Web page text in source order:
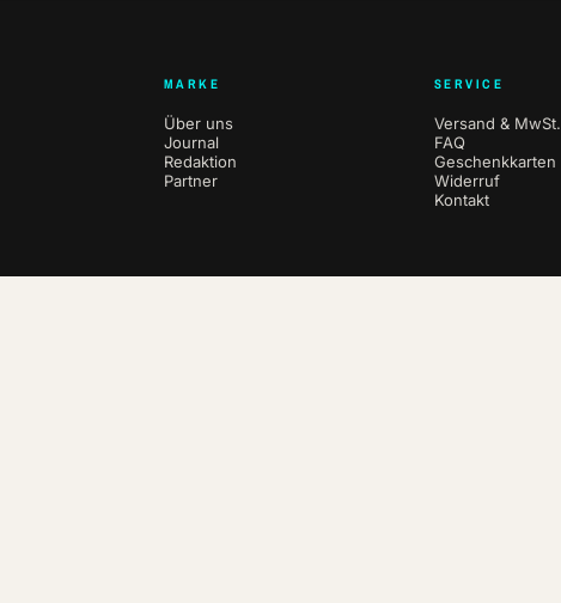
MARKE
Über uns
Journal
Redaktion
Partner
SERVICE
Versand & MwSt.
FAQ
Geschenkkarten
Widerruf
Kontakt